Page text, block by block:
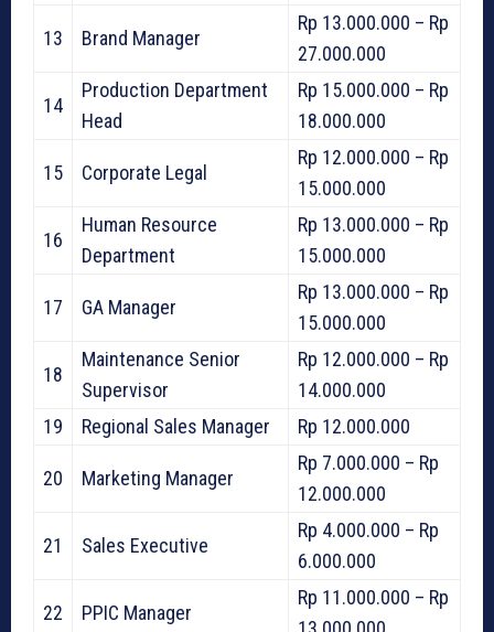
13 Brand Manager
Rp 13.000.000 – Rp
27.000.000
14
Production Department
Head
Rp 15.000.000 – Rp
18.000.000
15 Corporate Legal
Rp 12.000.000 – Rp
15.000.000
16
Human Resource
Department
Rp 13.000.000 – Rp
15.000.000
17 GA Manager
Rp 13.000.000 – Rp
15.000.000
18
Maintenance Senior
Supervisor
Rp 12.000.000 – Rp
14.000.000
19
Regional Sales Manager Rp 12.000.000
20 Marketing Manager
Rp 7.000.000 – Rp
12.000.000
21 Sales Executive
Rp 4.000.000 – Rp
6.000.000
22 PPIC Manager
Rp 11.000.000 – Rp